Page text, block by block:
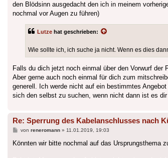
den Blödsinn ausgedacht den ich in meinem
nochmal vor Augen zu führen)
Lutze hat geschrieben:
Wie sollte ich, ich suche ja nicht. Wenn es dies
Falls du dich jetzt noch einmal über den Vorwurf der
Aber gerne auch noch einmal für dich zum
generell. Ich werde nicht auf ein bestimmtes
sich den selbst zu suchen, wenn nicht dann ist es dir
Re: Sperrung des Kabelanschlusses nach
Beitrag
von reneromann» 11.01.2019, 19:03
Könnten wir bitte nochmal auf das Ursprungsthema